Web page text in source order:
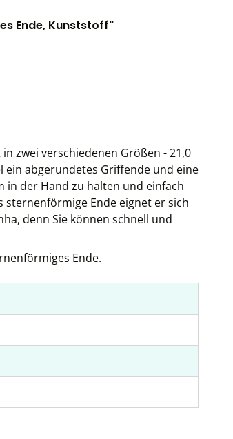
Ende, Kunststoff"
zwei verschiedenen Größen - 21,0
ein abgerundetes Griffende und eine
in der Hand zu halten und einfach
Ende eignet er sich
denn Sie können schnell und
Ende.